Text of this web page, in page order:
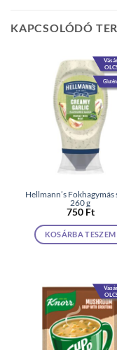
KAPCSOLÓDÓ
Hellmann’s Fokhagymás
260 g
750 Ft
KOSÁRBA TESZEM